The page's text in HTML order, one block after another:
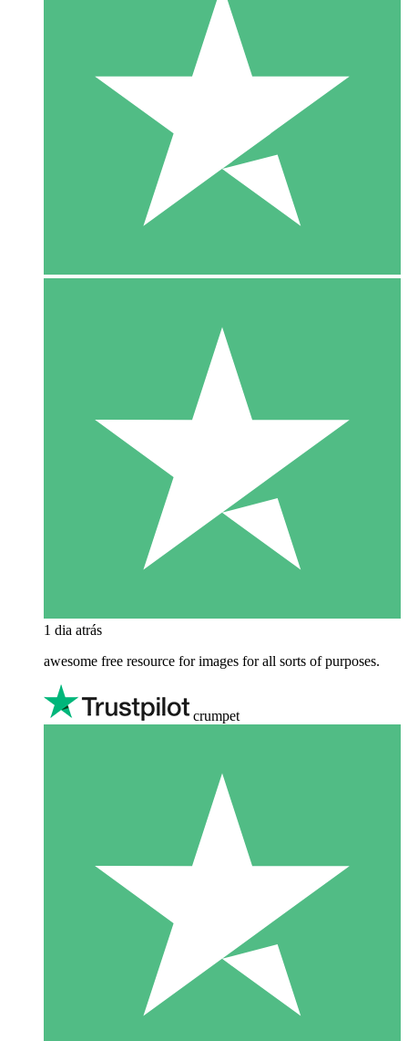
1 dia atrás
awesome free resource for images for all sorts of purposes.
crumpet